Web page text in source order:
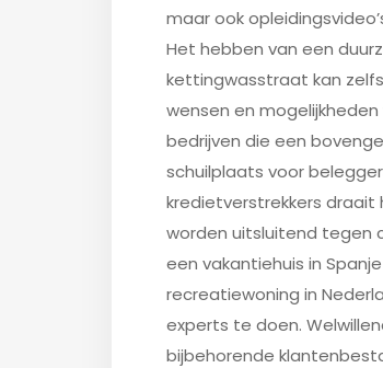
maar ook
Het hebben van een
kettingwasstraat kan
wensen en
bedrijven die een
schuilplaats voor
kredietverstrekkers
worden uitsluitend tegen
een vakantiehuis in
recreatiewoning in
experts te doen.
bijbehorende